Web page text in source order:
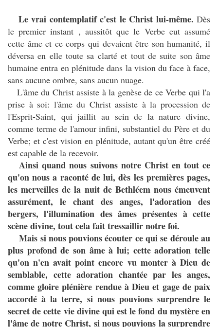
Le vrai contemplatif c'est le Christ lui-même. Dès
le premier instant , aussitôt que le Verbe eut assumé
cette âme et ce corps qui devaient être son humanité, il
déversa en elle toute sa clarté et tout de suite son âme
humaine entra en plénitude dans la vision du face à face,
sans aucune ombre, sans aucun nuage.
L'âme du Christ assiste à la genèse de ce Verbe qui l'a
prise à soi: l'âme du Christ assiste à la procession de
l'Esprit-Saint, qui jaillit au sein de la nature divine,
comme terme de l'amour infini, substantiel du Père et du
Verbe; et c'est vision en plénitude, autant qu'un être créé
est capable de la recevoir.
Ainsi quand nous suivons notre Christ en tout ce
qu'on nous a raconté de lui, dès les premières pages,
les merveilles de la nuit de Bethléem nous émeuvent
assurément, le chant des anges, l'adoration des
bergers, l'illumination des âmes présentes à cette
scène divine, tout cela fait tressaillir notre foi.
Mais si nous pouvions écouter ce qui se déroule au
plus profond de son âme à lui; cette adoration telle
qu'on n'en avait point encore vu monter à Dieu de
semblable, cette adoration chantée par les anges,
comme gloire plénière rendue à Dieu et gage de paix
accordé à la terre, si nous pouvions surprendre le
secret de cette vie divine qui est le fond du mystère en
l'âme de notre Christ, si nous pouvions la surprendre